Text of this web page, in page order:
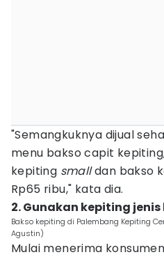
"Semangkuknya dijual
menu bakso capit
kepiting smalldan bakso
Rp65 ribu," kata dia.
2. Gunakan kepiting
Bakso kepiting di Palembang Kepiting
Agustin)
Mulai menerima